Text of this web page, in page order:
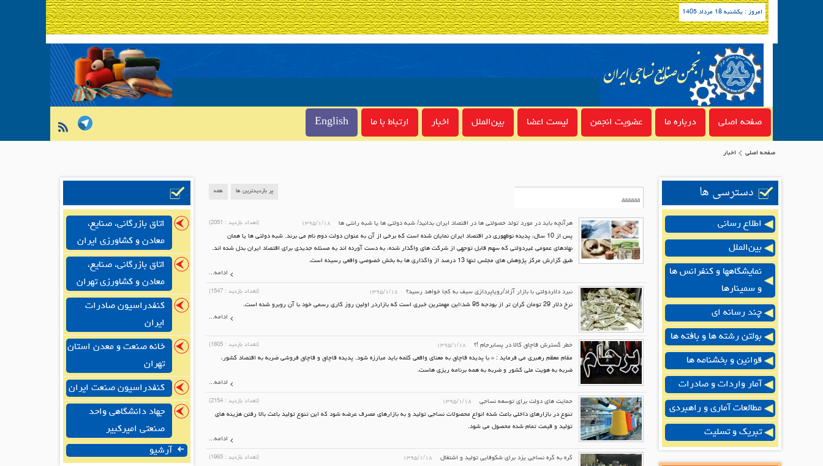
امروز : یکشنبه 18 مرداد 1405
صفحه اصلی درباره ما عضویت انجمن لیست اعضا بین‌الملل اخبار ارتباط با ما English
صفحه اصلی اخبار
دسترسی ها
اطلاع رسانی
بین‌الملل
نمایشگاهها و کنفرانس ها
و سمینارها
چند رسانه ای
بولتن رشته ها و بافته ها
قوانین و بخشنامه ها
آمار واردات و صادرات
مطالعات آماری و راهبردی
تبریک و تسلیت
پر بازدیدترین ها همه
هرآنچه باید در مورد تولد خصولتی ها در اقتصاد ایران بدانید/ شبه دولتی ها یا شبه رانتی ها ۱۳۹۵/۱/۱۸ (تعداد بازدید : 2051
)
پس از 10 سال، پدیده نوظهوری در اقتصاد ایران نمایان شده است كه برخی از آن به عنوان دولت دوم نام می برند. شبه دولتی ها یا همان
نهادهای عمومی غیردولتی كه سهم قابل توجهی از شركت های واگذار شده، به دست آورده اند به مسئله جدیدی برای اقتصاد ایران بدل شده اند.
طبق گزارش مركز پژوهش های مجلس تنها 13 درصد از واگذاری ها به بخش خصوصی واقعی رسیده است.
ادامه...
نبرد دلاردولتی با بازار آزاد/رویاپردازی سیف به کجا خواهد رسید؟ ۱۳۹۵/۱/۱۸ (تعداد بازدید : 1547
)
نرخ دلار 29 تومان گران تر از بودجه 95 شد؛این مهمترین خبری است که بازاردر اولین روز کاری رسمی خود با آن روبرو شده است.
ادامه...
خطر گسترش قاچاق کالا در پسابرجام !؟ ۱۳۹۵/۱/۱۸ (تعداد بازدید : 1805
)
مقام معظم رهبری می فرماید : « با پدیده قاچاق به معنای واقعی کلمه باید مبارزه شود. پدیده قاچاق و قاچاق فروشی ضربه به اقتصاد کشور،
ضربه به هویت ملی کشور و ضربه به همه برنامه ریزی هاست.
ادامه...
حمایت های دولت برای توسعه نساجی ۱۳۹۵/۱/۱۸ (تعداد بازدید : 2154
)
تنوع در بازارهای داخلی باعث شده انواع محصولات نساجی تولید و به بازارهای مصرف عرضه شود که این تنوع تولید باعث بالا رفتن هزینه های
تولید و قیمت تمام شده محصول می شود.
ادامه...
گره به گره نساجی یزد برای شکوفایی تولید و اشتغال ۱۳۹۵/۱/۱۸ (تعداد بازدید : 1965
)
اتاق بازرگانی، صنایع،
معادن و کشاورزی ایران
اتاق بازرگانی، صنایع،
معادن و کشاورزی تهران
کنفدراسیون صادرات
ایران
خانه صنعت و معدن استان
تهران
کنفدراسیون صنعت ایران
جهاد دانشگاهی واحد
صنعتی امیرکبیر
آرشیو